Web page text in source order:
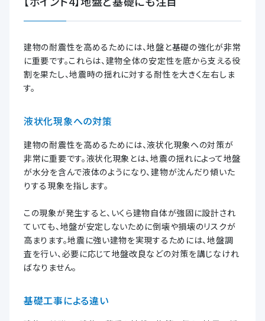
建物の耐震性を高めるためには、地盤と基礎の強化が非常
に重要です。これらは、建物全体の安定性を底から支える役
割を果たし、地震時の揺れに対する耐性を大きく左右しま
す。
液状化現象への対策
建物の耐震性を高めるためには、液状化現象への対策が
非常に重要です。液状化現象とは、地震の揺れによって地盤
が水分を含んで液体のようになり、建物が沈んだり傾いた
りする現象を指します。
この現象が発生すると、いくら建物自体が強固に設計され
ていても、地盤が安定しないために倒壊や損壊のリスクが
高まります。地震に強い建物を実現するためには、地盤調
査を行い、必要に応じて地盤改良などの対策を講じなけれ
ばなりません。
基礎工事による違い